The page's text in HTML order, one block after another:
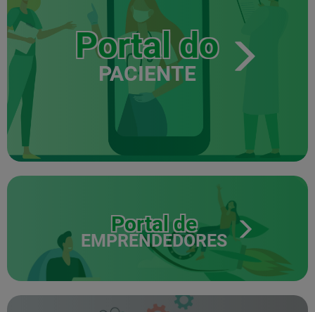
Portal do
PACIENTE
Portal de
EMPRENDEDORES